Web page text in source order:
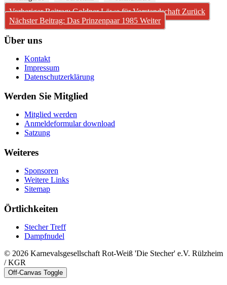
Vorheriger Beitrag: Goldner Löwe für Vorstandschaft Zurück
Nächster Beitrag: Das Prinzenpaar 1985 Weiter
Über uns
Kontakt
Impressum
Datenschutzerklärung
Werden Sie Mitglied
Mitglied werden
Anmeldeformular download
Satzung
Weiteres
Sponsoren
Weitere Links
Sitemap
Örtlichkeiten
Stecher Treff
Dampfnudel
© 2026 Karnevalsgesellschaft Rot-Weiß 'Die Stecher' e.V. Rülzheim
/ KGR
Off-Canvas Toggle